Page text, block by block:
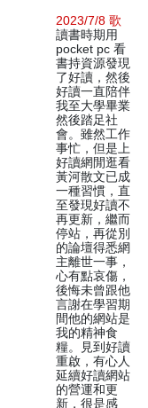
2023/7/8 歌
讀書時期用
pocket pc 看
書持資源發現
了好讀，然後
好讀一直陪伴
我至大學畢業
然後踏足社
會。雖然工作
事忙，但是上
好讀網閒逛看
黃河散文已成
一種習慣，直
至發現好讀不
再更新，繼而
停站，再從別
的論壇得悉網
主離世一事，
心有點哀傷，
後悔未曾跟他
言謝在學習期
間他的網站是
我的精神食
糧。見到好讀
重啟，有心人
延續好讀網站
的營運和更
新，很是感